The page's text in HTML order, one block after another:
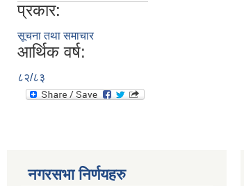
प्रकार:
सूचना तथा समाचार
आर्थिक वर्ष:
८२/८३
नगरसभा निर्णयहरु